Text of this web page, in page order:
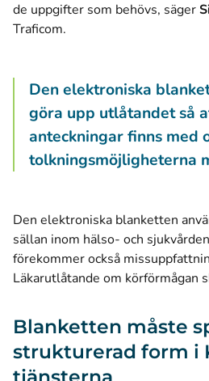
de uppgifter som behövs, säger
Traficom.
Den elektroniska
göra upp utlåtandet så
anteckningar finns med
tolkningsmöjligheterna
Den elektroniska blanketten
sällan inom hälso- och
förekommer också
Läkarutlåtande om körförmågan
Blanketten måste
strukturerad form i